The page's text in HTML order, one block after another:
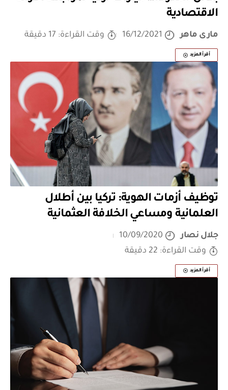
الاقتصادية
مارى ماهر 16/12/2021 وقت القراءة: 17 دقيقة
أقرأ المزيد
توظيف أزمات الهوية: تركيا بين أطلال
العلمانية ومساعي الخلافة العثمانية
جلال نصار
10/09/2020
وقت القراءة: 22 دقيقة
أقرأ المزيد